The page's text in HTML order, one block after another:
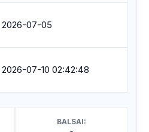
2026-07-05
2026-07-10 02:42:48
BALSAI: